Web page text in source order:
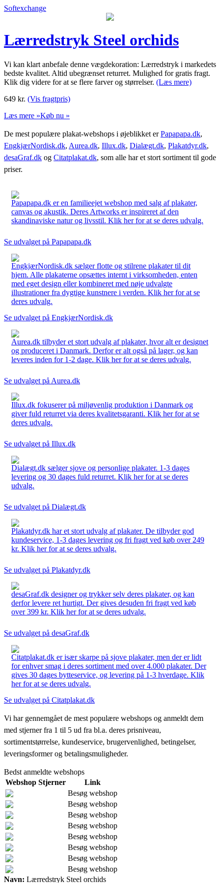
Softexchange
Lærredstryk Steel orchids
Vi kan klart anbefale denne vægdekoration: Lærredstryk i markedets
bedste kvalitet. Altid ubegrænset returret. Mulighed for gratis fragt.
Klik dig videre for at se flere farver og størrelser. (Læs mere)
649 kr. (Vis fragtpris)
Læs mere »Køb nu »
De mest populære plakat-webshops i øjeblikket erPapapapa.dk,
EngkjærNordisk.dk, Aurea.dk, Illux.dk, Dialægt.dk, Plakatdyr.dk,
desaGraf.dk og Citatplakat.dk, som alle har et stort sortiment til gode
priser.
Papapapa.dk er en familieejet webshop med salg af plakater,
canvas og akustik. Deres Artworks er inspireret af den
skandinaviske natur og livsstil. Klik her for at se deres udvalg.
Se udvalget på Papapapa.dk
EngkjærNordisk.dk sælger flotte og stilrene plakater til dit
hjem. Alle plakaterne opsættes internt i virksomheden, enten
med eget design eller kombineret med nøje udvalgte
illustrationer fra dygtige kunstnere i verden. Klik her for at se
deres udvalg.
Se udvalget på EngkjærNordisk.dk
Aurea.dk tilbyder et stort udvalg af plakater, hvor alt er designet
og produceret i Danmark. Derfor er alt også på lager, og kan
leveres inden for 1-2 dage. Klik her for at se deres udvalg.
Se udvalget på Aurea.dk
Illux.dk fokuserer på miljøvenlig produktion i Danmark og
giver fuld returret via deres kvalitetsgaranti. Klik her for at se
deres udvalg.
Se udvalget på Illux.dk
Dialægt.dk sælger sjove og personlige plakater. 1-3 dages
levering og 30 dages fuld returret. Klik her for at se deres
udvalg.
Se udvalget på Dialægt.dk
Plakatdyr.dk har et stort udvalg af plakater. De tilbyder god
kundeservice, 1-3 dages levering og fri fragt ved køb over 249
kr. Klik her for at se deres udvalg.
Se udvalget på Plakatdyr.dk
desaGraf.dk designer og trykker selv deres plakater, og kan
derfor levere ret hurtigt. Der gives desuden fri fragt ved køb
over 399 kr. Klik her for at se deres udvalg.
Se udvalget på desaGraf.dk
Citatplakat.dk er især skarpe på sjove plakater, men der er lidt
for enhver smag i deres sortiment med over 4.000 plakater. Der
gives 30 dages bytteservice, og levering på 1-3 hverdage. Klik
her for at se deres udvalg.
Se udvalget på Citatplakat.dk
Vi har gennemgået de mest populære webshops og anmeldt dem
med stjerner fra 1 til 5 ud fra bl.a. deres prisniveau,
sortimentstørrelse, kundeservice, brugervenlighed, betingelser,
leveringsformer og betalingsmuligheder.
Bedst anmeldte webshops
Webshop Stjerner
Link
Besøg webshop
Besøg webshop
Besøg webshop
Besøg webshop
Besøg webshop
Besøg webshop
Besøg webshop
Besøg webshop
Navn: Lærredstryk Steel orchids